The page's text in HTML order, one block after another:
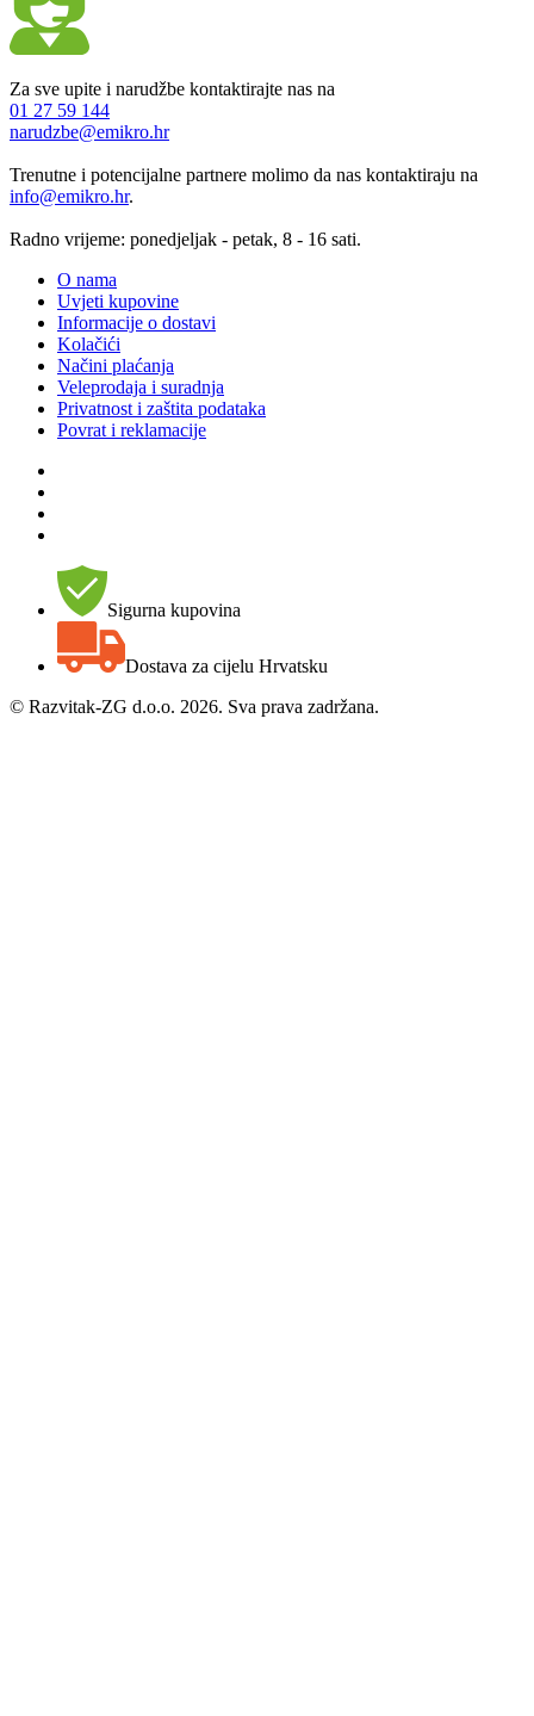
Za sve upite i narudžbe kontaktirajte nas na
01 27 59 144
narudzbe@emikro.hr
Trenutne i potencijalne partnere molimo da nas kontaktiraju na
info@emikro.hr.
Radno vrijeme: ponedjeljak - petak, 8 - 16 sati.
O nama
Uvjeti kupovine
Informacije o dostavi
Kolačići
Načini plaćanja
Veleprodaja i suradnja
Privatnost i zaštita podataka
Povrat i reklamacije
Sigurna kupovina
Dostava za cijelu Hrvatsku
© Razvitak-ZG d.o.o. 2026. Sva prava zadržana.